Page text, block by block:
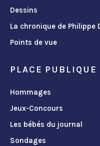
Dessins
La chronique de Philippe
Points de vue
PLACE PUBLIQUE
Hommages
Jeux-Concours
Les bébés du journal
Sondages